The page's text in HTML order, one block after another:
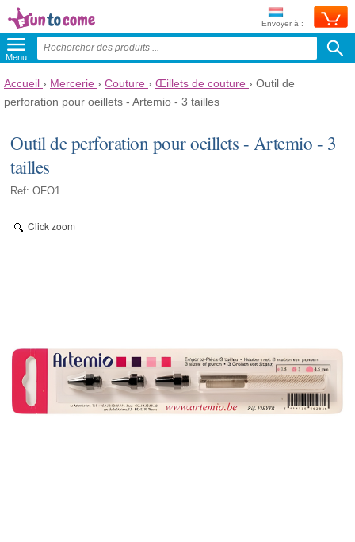
Envoyer à :
Menu
Accueil › Mercerie › Couture › Œillets de couture › Outil de
perforation pour oeillets - Artemio - 3 tailles
Outil de perforation pour oeillets - Artemio - 3
tailles
Ref: OFO1
Click zoom